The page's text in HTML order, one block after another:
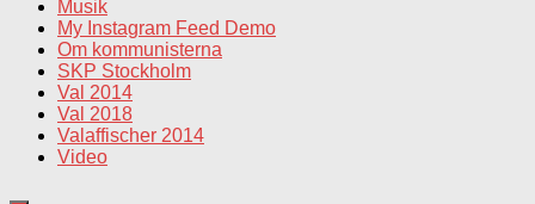
Musik
My Instagram Feed Demo
Om kommunisterna
SKP Stockholm
Val 2014
Val 2018
Valaffischer 2014
Video